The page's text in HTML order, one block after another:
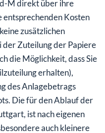
M direkt über ihre
entsprechenden Kosten
zusätzlichen
der Zuteilung der Papiere
die Möglichkeit, dass Sie
erhalten),
des Anlagebetrags
Die für den Ablauf der
ist nach eigenen
auch kleinere